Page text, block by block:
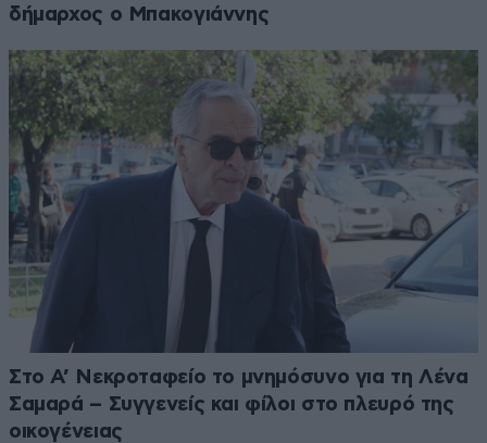
δήμαρχος ο Μπακογιάννης
Στο Α’ Νεκροταφείο το μνημόσυνο για τη Λένα
Σαμαρά – Συγγενείς και φίλοι στο πλευρό της
οικογένειας